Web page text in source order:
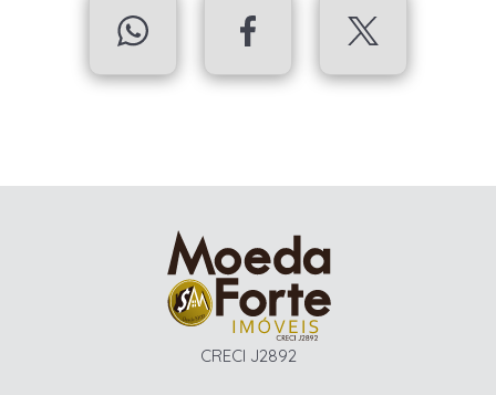
CRECI J2892